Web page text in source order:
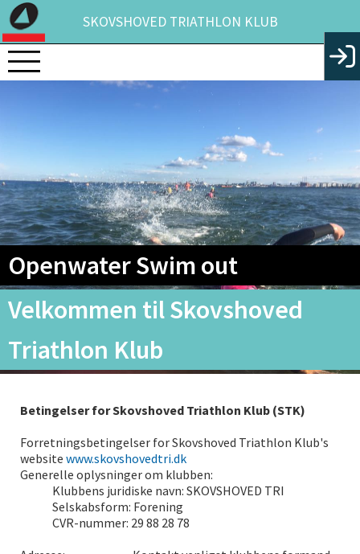
SKOVSHOVED TRIATHLON KLUB
Openwater Swim out
Velkommen til Skovshoved
Triathlon Klub
Betingelser for Skovshoved Triathlon Klub (STK)
Forretningsbetingelser for Skovshoved Triathlon Klub's
website www.skovshovedtri.dk
Generelle oplysninger om klubben:
Klubbens juridiske navn: SKOVSHOVED TRI
Selskabsform: Forening
CVR-nummer: 29 88 28 78